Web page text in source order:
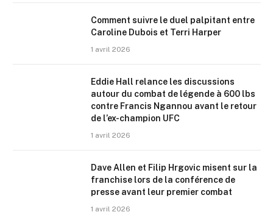
Comment suivre le duel palpitant entre
Caroline Dubois et Terri Harper
1 avril 2026
Eddie Hall relance les discussions
autour du combat de légende à 600 lbs
contre Francis Ngannou avant le retour
de l’ex-champion UFC
1 avril 2026
Dave Allen et Filip Hrgovic misent sur la
franchise lors de la conférence de
presse avant leur premier combat
1 avril 2026